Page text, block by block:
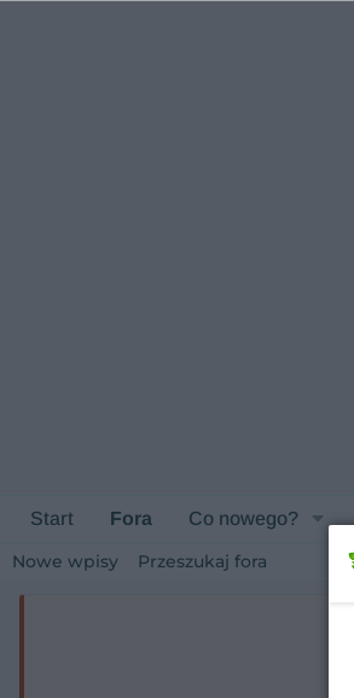
Start Fora Co nowego?
Nowe wpisy Przeszukaj fora